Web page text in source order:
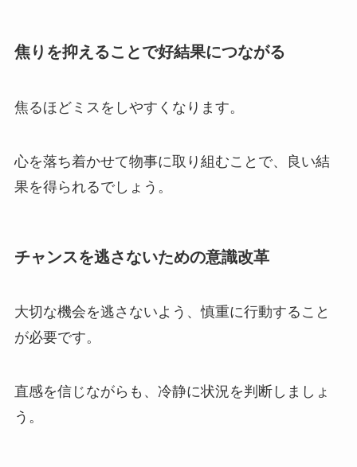
焦りを抑えることで好結果につながる
焦るほどミスをしやすくなります。
心を落ち着かせて物事に取り組むことで、良い結
果を得られるでしょう。
チャンスを逃さないための意識改革
大切な機会を逃さないよう、慎重に行動すること
が必要です。
直感を信じながらも、冷静に状況を判断しましょ
う。